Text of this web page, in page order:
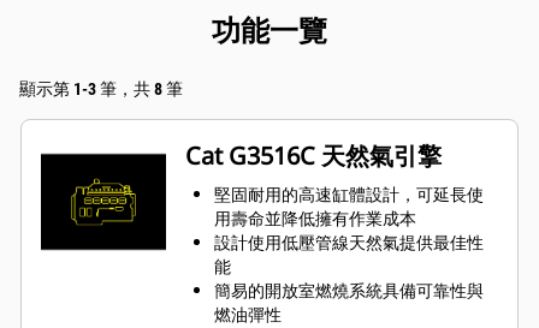
功能一覽
顯示第 1-3 筆，共 8 筆
Cat G3516C 天然氣引擎
堅固耐用的高速缸體設計，可延長使
用壽命並降低擁有作業成本
設計使用低壓管線天然氣提供最佳性
能
簡易的開放室燃燒系統具備可靠性與
燃油彈性